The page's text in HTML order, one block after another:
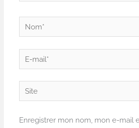
Nom*
E-
mail*
Site
Enregistrer mon nom, mon e-mail